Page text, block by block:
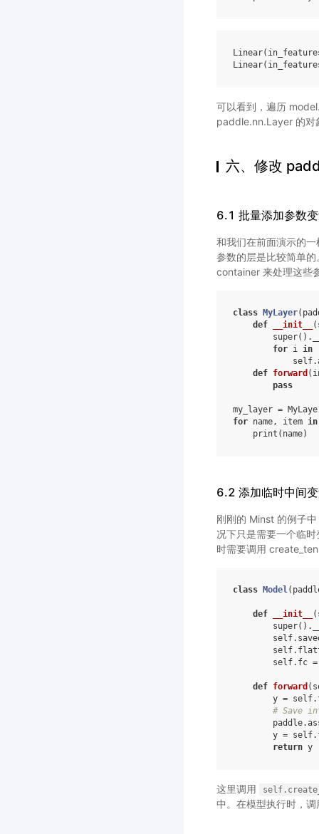
Linear(
Linear(
可以看到，遍历
paddle.nn.Layer 的对
六、修改
6.1 批量添加参数
和我们在前面演示的
参数的层是比较简单
container 来处理这些
class MyLayer(
def
__init__ (
super() .
for i in
self.
def forward (
pass
my_layer =
for name, item in
print ( name)
6.2 添加临时中间
刚刚的 Minst 的例子
况下只是需要一个临
时需要调用
class Model(
def __init__ (
super() .
self.
self.
self. fc =
def forward (
y = self.
# Save
paddle.
y = self.
return y
这里调用
中。在模型执行时，